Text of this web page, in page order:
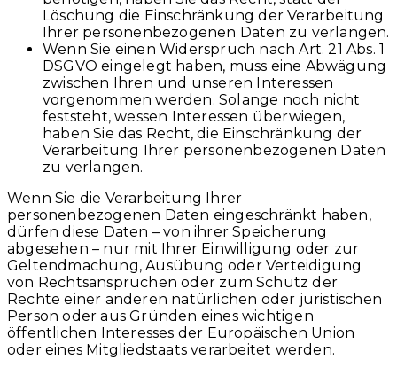
Löschung die Einschränkung der Verarbeitung
Ihrer personenbezogenen Daten zu verlangen.
Wenn Sie einen Widerspruch nach Art. 21 Abs. 1
DSGVO eingelegt haben, muss eine Abwägung
zwischen Ihren und unseren Interessen
vorgenommen werden. Solange noch nicht
feststeht, wessen Interessen überwiegen,
haben Sie das Recht, die Einschränkung der
Verarbeitung Ihrer personenbezogenen Daten
zu verlangen.
Wenn Sie die Verarbeitung Ihrer
personenbezogenen Daten eingeschränkt haben,
dürfen diese Daten – von ihrer Speicherung
abgesehen – nur mit Ihrer Einwilligung oder zur
Geltendmachung, Ausübung oder Verteidigung
von Rechtsansprüchen oder zum Schutz der
Rechte einer anderen natürlichen oder juristischen
Person oder aus Gründen eines wichtigen
öffentlichen Interesses der Europäischen Union
oder eines Mitgliedstaats verarbeitet werden.